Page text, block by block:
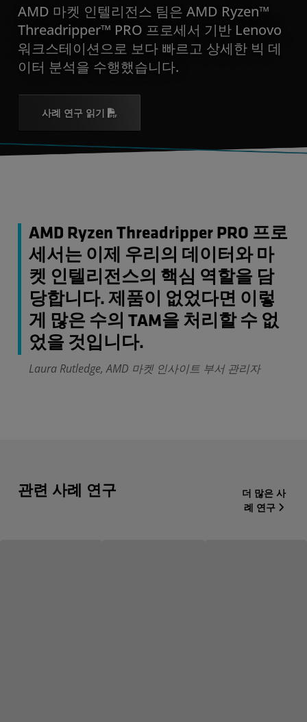
AMD 마켓 인텔리전스 팀은 AMD Ryzen™
Threadripper™ PRO 프로세서 기반 Lenovo
워크스테이션으로 보다 빠르고 상세한 빅 데
이터 분석을 수행했습니다.
사례 연구 읽기
AMD Ryzen Threadripper PRO 프로
세서는 이제 우리의 데이터와 마
켓 인텔리전스의 핵심 역할을 담
당합니다. 제품이 없었다면 이렇
게 많은 수의 TAM을 처리할 수 없
었을 것입니다.
Laura Rutledge, AMD 마켓 인사이트 부서 관리자
관련 사례 연구
더 많은 사
례 연구